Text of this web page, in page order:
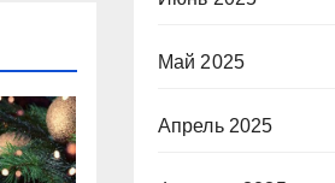
Май 2025
Апрель 2025